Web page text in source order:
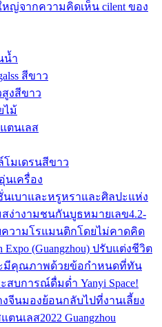
ญ่จากความคิดเห็น cilent ของ
น้ำ
สีขาว
งสีขาว
ไม้
ตนเลส
โมเดรนสีขาว
เครื่อง
เบาและหรูหราและศิลปะแห่ง
ง่างามชนกันบูธหมายเลข4.2-
วามโรแมนติกโดยไม่คาดคิด
Expo (Guangzhou) ปรับแต่งชีวิต
มีคุณภาพด้วยข้อกำหนดที่ทัน
บการณ์ดื่มด่ำ Yanyi Space!
จีนมองย้อนกลับไปที่งานเลี้ยง
นเลส2022 Guangzhou